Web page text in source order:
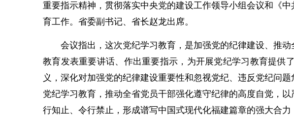
重要指示精神，贯彻落实中央党的建设工作领导小组会议和《
育工作。省委副书记、省长赵龙出席。
会议指出，这次党纪学习教育，是加强党的纪律建设、推动
教育发表重要讲话、作出重要指示，为开展党纪学习教育提供
义，深化对加强党的纪律建设重要性和忽视党纪、违反党纪问
党纪学习教育，推动全省党员干部强化遵守纪律的高度自觉，
行知止、令行禁止，形成谱写中国式现代化福建篇章的强大合力